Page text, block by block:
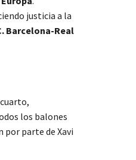
justicia a la
Barcelona-Real
los balones
por parte de Xavi